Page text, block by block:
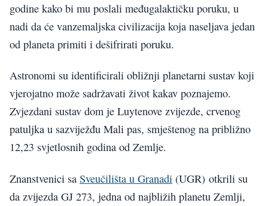
godine kako bi mu poslali međugalaktičku poruku, u
nadi da će vanzemaljska civilizacija koja naseljava jedan
od planeta primiti i dešifrirati poruku.
Astronomi su identificirali obližnji planetarni sustav koji
vjerojatno može sadržavati život kakav poznajemo.
Zvjezdani sustav dom je Luytenove zvijezde, crvenog
patuljka u sazviježđu Mali pas, smještenog na približno
12,23 svjetlosnih godina od Zemlje.
Znanstvenici sa Sveučilišta u Granadi (UGR) otkrili su
da zvijezda GJ 273, jedna od najbližih planetu Zemlji,